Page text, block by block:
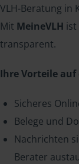
VLH-Beratung in
Mit MeineVLH ist
transparent.
Ihre Vorteile auf
Sicheres
Belege und
Nachrichten
Berater